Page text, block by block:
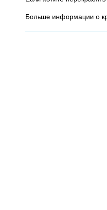
Больше информации о